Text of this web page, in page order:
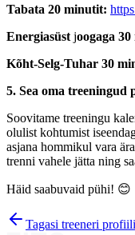
Tabata 20 minutit:
Energiasüst joogaga
Kõht-Selg-Tuhar 30
5. Sea oma treeningud
Soovitame treeningu
olulist kohtumist
asjana hommikul vara
trenni vahele jätta ning
Häid saabuvaid pühi! 😊
Tagasi treeneri